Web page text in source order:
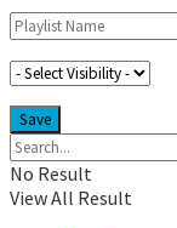
No Result
View All Result